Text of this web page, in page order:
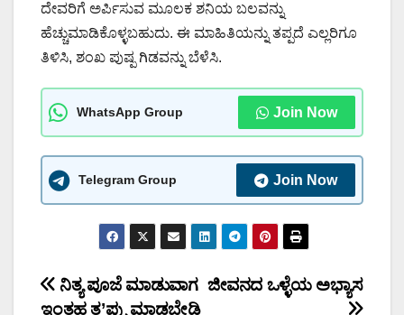
ದೇವರಿಗೆ ಅರ್ಪಿಸುವ ಮೂಲಕ ಶನಿಯ ಬಲವನ್ನು
ಹೆಚ್ಚುಮಾಡಿಕೊಳ್ಳಬಹುದು. ಈ ಮಾಹಿತಿಯನ್ನು ತಪ್ಪದೆ ಎಲ್ಲರಿಗೂ
ತಿಳಿಸಿ, ಶಂಖ ಪುಷ್ಪ ಗಿಡವನ್ನು ಬೆಳೆಸಿ.
WhatsApp Group Join Now
Telegram Group Join Now
Post
ಜೀವನದ ಒಳ್ಳೆಯ ಅಭ್ಯಾಸ
ನಿತ್ಯ ಪೂಜೆ ಮಾಡುವಾಗ
ಇಂತಹ ತ’ಪ್ಪು ಮಾಡಬೇಡಿ